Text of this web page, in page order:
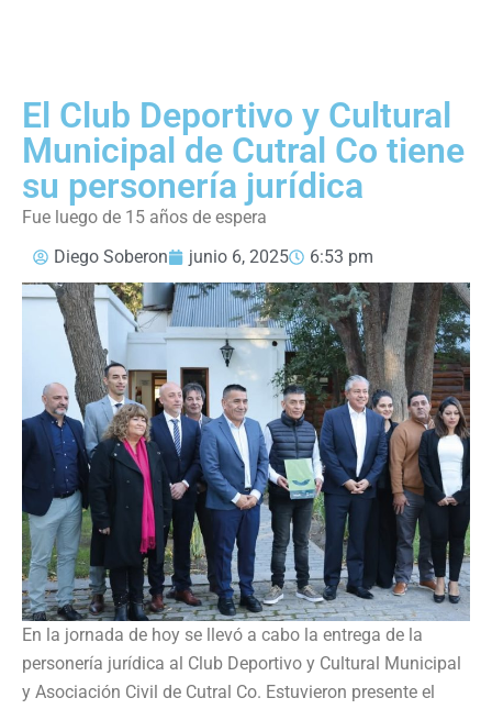
El Club Deportivo y Cultural
Municipal de Cutral Co tiene
su personería jurídica
Fue luego de 15 años de espera
Diego Soberon
junio 6, 2025 6:53 pm
En la jornada de hoy se llevó a cabo la entrega de la
personería jurídica al Club Deportivo y Cultural Municipal
y Asociación Civil de Cutral Co. Estuvieron presente el